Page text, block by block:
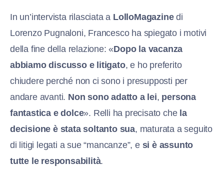
In un’intervista rilasciata a LolloMagazinedi
Lorenzo Pugnaloni, Francesco ha spiegato i motivi
della fine della relazione: «Dopo la vacanza
abbiamo discusso e litigato, e ho preferito
chiudere perché non ci sono i presupposti per
andare avanti. Non sono adatto a lei, persona
fantastica e dolce». Relli ha precisato che la
decisione è stata soltanto sua, maturata a seguito
di litigi legati a sue “mancanze”, e si è assunto
tutte le responsabilità.